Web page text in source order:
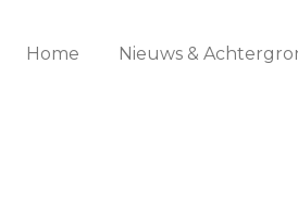
Home Nieuws &